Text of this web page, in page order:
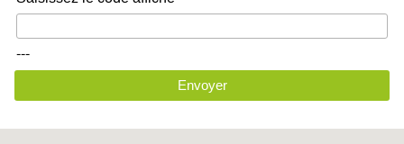
---
Envoyer